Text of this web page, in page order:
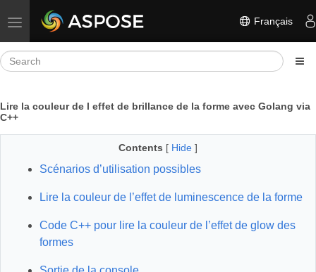
Toggle navigation Français
Lire la couleur de l effet de brillance de la forme avec Golang via
C++
Contents [ Hide ]
Scénarios d’utilisation possibles
Lire la couleur de l’effet de luminescence de la forme
Code C++ pour lire la couleur de l’effet de glow des
formes